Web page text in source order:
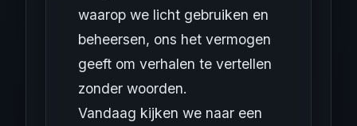
waarop we licht gebruiken en
beheersen, ons het vermogen
geeft om verhalen te vertellen
zonder woorden.
Vandaag kijken we naar een